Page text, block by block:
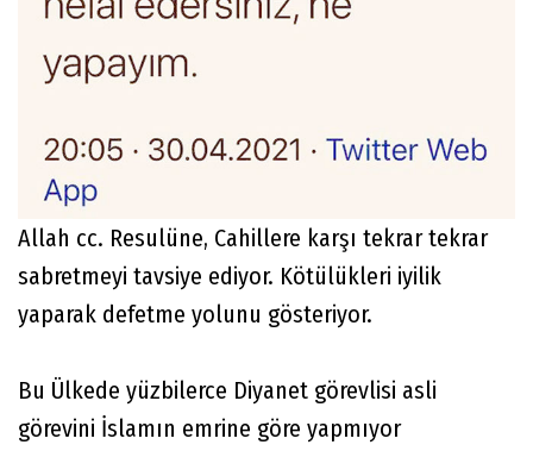
Allah cc. Resulüne, Cahillere karşı tekrar tekrar
sabretmeyi tavsiye ediyor. Kötülükleri iyilik
yaparak defetme yolunu gösteriyor.
Bu Ülkede yüzbilerce Diyanet görevlisi asli
görevini İslamın emrine göre yapmıyor